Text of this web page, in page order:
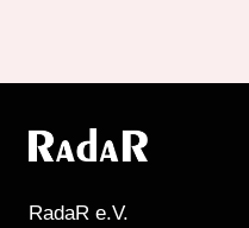
RadaR e.V.